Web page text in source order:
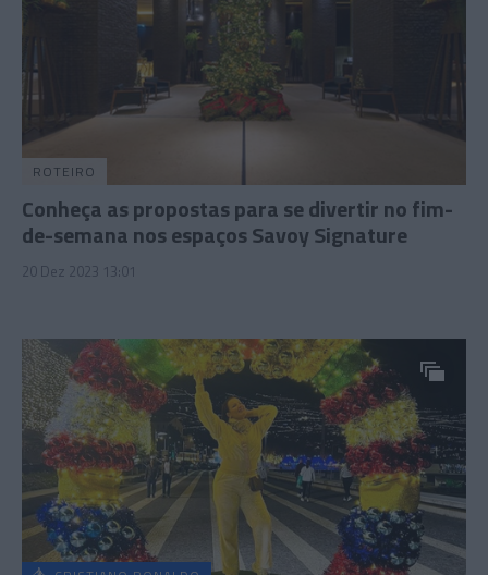
ROTEIRO
Conheça as propostas para se divertir no fim-
de-semana nos espaços Savoy Signature
20 Dez 2023 13:01